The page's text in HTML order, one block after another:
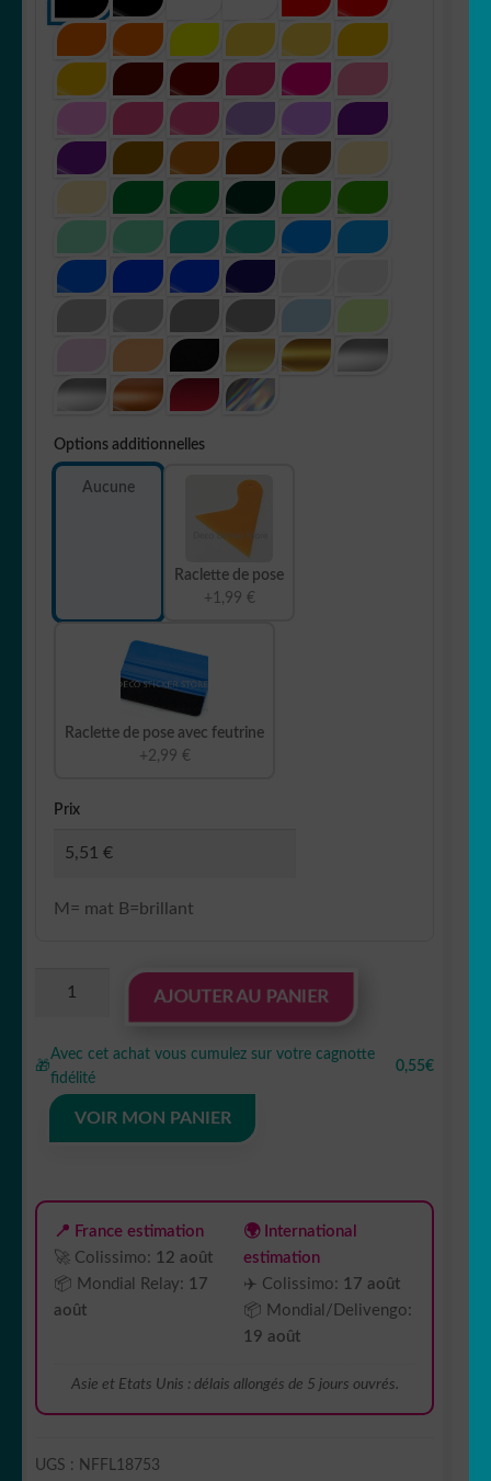
Options additionnelles
Aucune
Raclette de pose
+1,99 €
Raclette de pose avec feutrine
+2,99 €
Prix
M= mat B=brillant
Autocollant
concombre
légume
NFFL18753
AJOUTER AU PANIER
🎁
Avec cet achat vous cumulez sur votre cagnotte
fidélité
0,55€
VOIR MON PANIER
📍 France estimation
🚀 Colissimo: 12 août
📦 Mondial Relay: 17
août
🌍 International
estimation
✈️ Colissimo: 17 août
📦 Mondial/Delivengo:
19 août
Asie et Etats Unis : délais allongés de 5 jours ouvrés.
UGS :
NFFL18753